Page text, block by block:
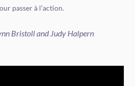
passer à l’action.
Bristoll and Judy Halpern